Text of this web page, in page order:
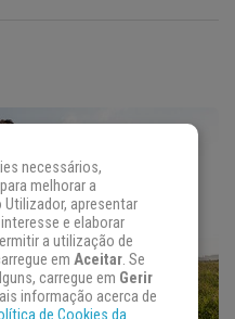
necessários,
melhorar a
Utilizador, apresentar
e elaborar
a utilização de
em Aceitar. Se
carregue em Gerir
informação acerca de